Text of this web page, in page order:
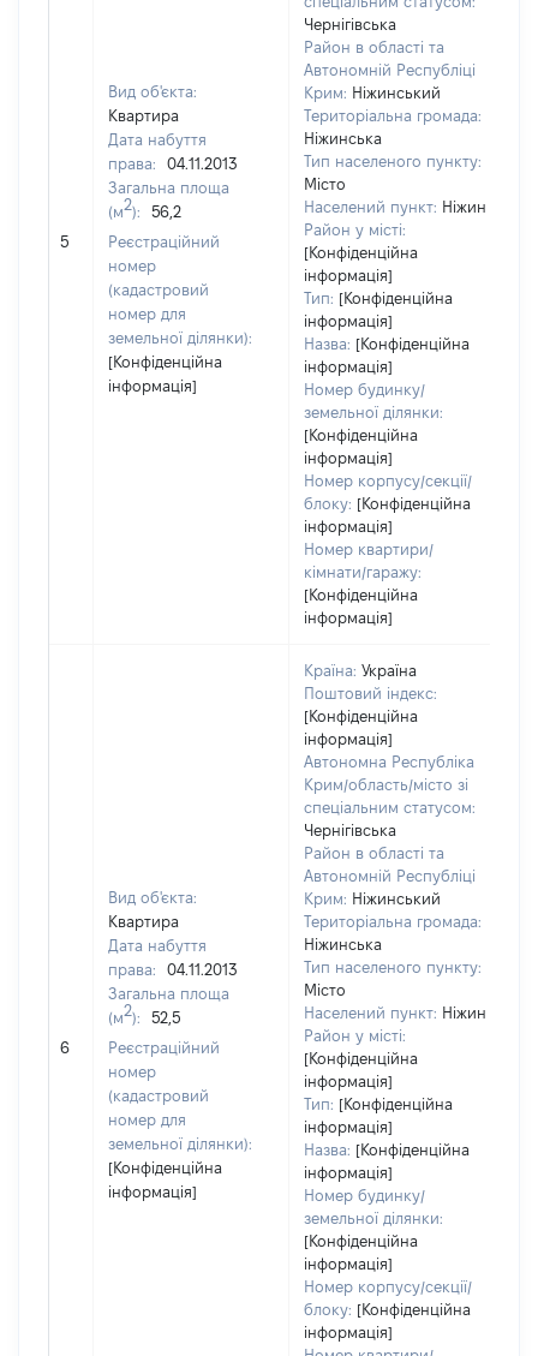
5
Вид об'єкта:
Квартира
Дата набуття
права:
04.11.2013
Загальна площа
(м2):
56,2
Реєстраційний
номер
(кадастровий
номер для
земельної ділянки):
[Конфіденційна
інформація]
Чернігівська
Район в області та
Автономній Республіці
Крим: Ніжинський
Територіальна громада:
Ніжинська
Тип населеного пункту:
Місто
Населений пункт: Ніжин
Район у місті:
[Конфіденційна
інформація]
Тип: [Конфіденційна
інформація]
Назва: [Конфіденційна
інформація]
Номер будинку/
земельної ділянки:
[Конфіденційна
інформація]
Номер корпусу/секції/
блоку: [Конфіденційна
інформація]
Номер квартири/
кімнати/гаражу:
[Конфіденційна
інформація]
6
Вид об'єкта:
Квартира
Дата набуття
права:
04.11.2013
Загальна площа
(м2):
52,5
Реєстраційний
номер
(кадастровий
номер для
земельної ділянки):
[Конфіденційна
інформація]
Країна: Україна
Поштовий індекс:
[Конфіденційна
інформація]
Автономна Республіка
Крим/область/місто зі
спеціальним статусом:
Чернігівська
Район в області та
Автономній Республіці
Крим: Ніжинський
Територіальна громада:
Ніжинська
Тип населеного пункту:
Місто
Населений пункт: Ніжин
Район у місті:
[Конфіденційна
інформація]
Тип: [Конфіденційна
інформація]
Назва: [Конфіденційна
інформація]
Номер будинку/
земельної ділянки:
[Конфіденційна
інформація]
Номер корпусу/секції/
блоку: [Конфіденційна
інформація]